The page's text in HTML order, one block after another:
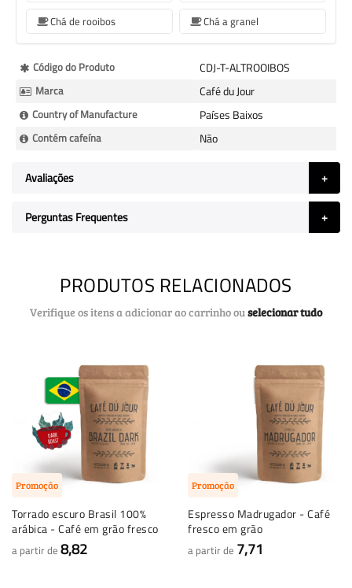
Chá de rooibos Chá a granel
Mais
informação
Código do Produto CDJ-T-ALTROOIBOS
Marca Café du Jour
Country of Manufacture Países Baixos
Contém cafeína Não
Avaliações
Perguntas Frequentes
PRODUTOS RELACIONADOS
Verifique os itens a adicionar ao carrinho ouselecionar tudo
Promoção
Torrado escuro Brasil 100%
arábica - Café em grão fresco
a partir de 8,82
Promoção
Espresso Madrugador - Café
fresco em grão
a partir de 7,71